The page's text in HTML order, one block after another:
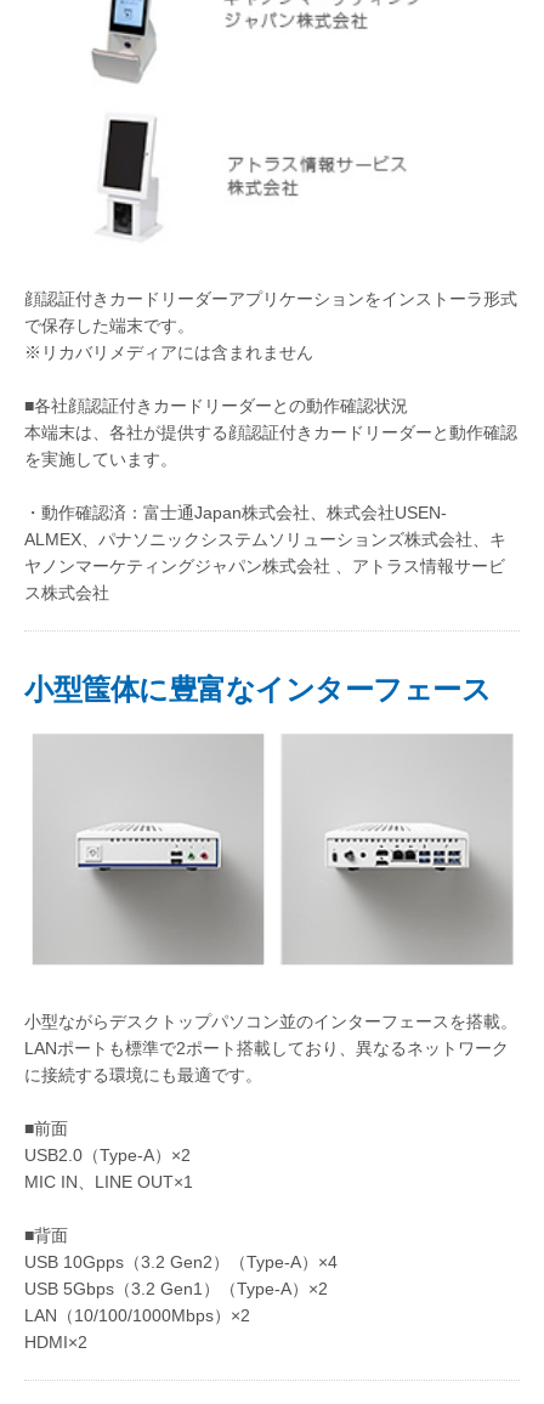
顔認証付きカードリーダーアプリケーションをインストーラ形式
で保存した端末です。
※リカバリメディアには含まれません
■各社顔認証付きカードリーダーとの動作確認状況
本端末は、各社が提供する顔認証付きカードリーダーと動作確認
を実施しています。
・動作確認済：富士通Japan株式会社、株式会社USEN-
ALMEX、パナソニックシステムソリューションズ株式会社、キ
ヤノンマーケティングジャパン株式会社 、アトラス情報サービ
ス株式会社
小型筺体に豊富なインターフェース
小型ながらデスクトップパソコン並のインターフェースを搭載。
LANポートも標準で2ポート搭載しており、異なるネットワーク
に接続する環境にも最適です。
■前面
USB2.0（Type-A）×2
MIC IN、LINE OUT×1
■背面
USB 10Gpps（3.2 Gen2）（Type-A）×4
USB 5Gbps（3.2 Gen1）（Type-A）×2
LAN（10/100/1000Mbps）×2
HDMI×2